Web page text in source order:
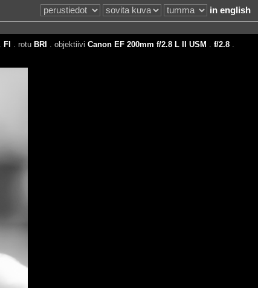
in english
FI . rotu BRI . objektiivi Canon EF 200mm f/2.8 L II USM f/2.8.